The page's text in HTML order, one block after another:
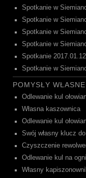
Spotkanie w
Spotkanie w
Spotkanie w
Spotkanie w
Spotkanie
Spotkanie w
POMYSŁY WŁASNE
Odlewanie kul
Własna kaszownica
Odlewanie kul
Swój własny klucz
Czyszczenie
Odlewanie kul na
Własny